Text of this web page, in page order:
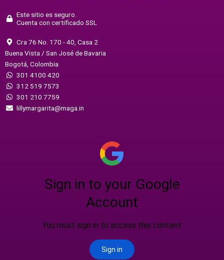
Este sitio es seguro.
Cuenta con certificado SSL
Cra 76 No. 170 - 40, Casa 2
Buena Vista / San José de Bavaria
Bogotá, Colombia
301 4100 420
312 519 7573
301 210 7759
lillymargarita@maga.in